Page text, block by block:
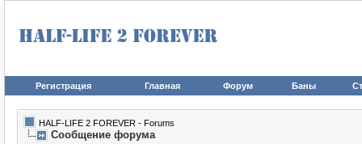
Регистрация Главная Форум Баны
HALF-LIFE 2 FOREVER - Forums
Сообщение форума